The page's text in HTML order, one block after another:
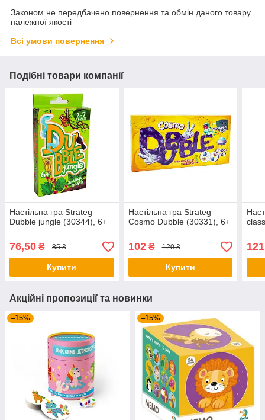
Законом не передбачено повернення та обмін даного товару
належної якості
Всі умови повернення
Подібні товари компанії
Настільна гра Strateg
Dubble jungle (30344), 6+
76,50 ₴ 85 ₴
Купити
Настільна гра Strateg
Cosmo Dubble (30331), 6+
102₴ 120 ₴
Купити
Акційні пропозиції та новинки
–15% –15%